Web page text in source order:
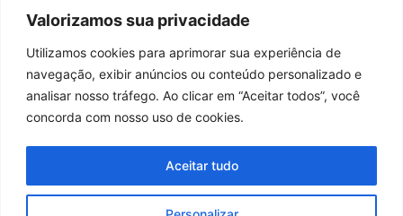
Valorizamos sua privacidade
Utilizamos cookies para aprimorar sua experiência de
navegação, exibir anúncios ou conteúdo personalizado e
analisar nosso tráfego. Ao clicar em “Aceitar todos”, você
concorda com nosso uso de cookies.
Aceitar tudo
Portal de
Ouvidoria
DIÁRIO
OFICIAL
Pesquisa de Satisfação
Webmail